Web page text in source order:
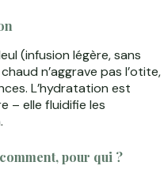
(infusion légère, sans
n’aggrave pas l’otite,
L’hydratation est
– elle fluidifie les
pour qui ?